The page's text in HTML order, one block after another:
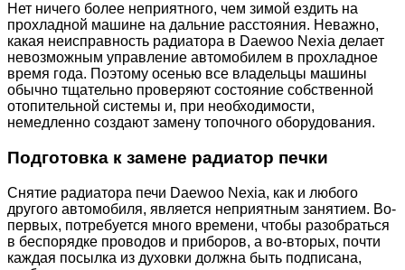
Нет ничего более неприятного, чем зимой ездить на
прохладной машине на дальние расстояния. Неважно,
какая неисправность радиатора в Daewoo Nexia делает
невозможным управление автомобилем в прохладное
время года. Поэтому осенью все владельцы машины
обычно тщательно проверяют состояние собственной
отопительной системы и, при необходимости,
немедленно создают замену топочного оборудования.
Подготовка к замене радиатор печки
Снятие радиатора печи Daewoo Nexia, как и любого
другого автомобиля, является неприятным занятием. Во-
первых, потребуется много времени, чтобы разобраться
в беспорядке проводов и приборов, а во-вторых, почти
каждая посылка из духовки должна быть подписана,